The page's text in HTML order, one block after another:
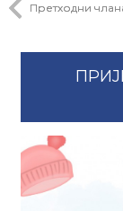
Претходни